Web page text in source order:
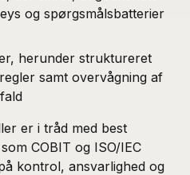
og spørgsmålsbatterier
herunder struktureret
samt overvågning af
er i tråd med best
COBIT og ISO/IEC
kontrol, ansvarlighed og